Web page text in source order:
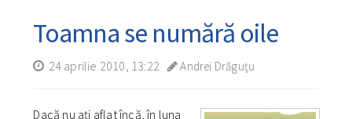
Toamna se numără oile
24 aprilie 2010, 13:22 Andrei Drăguţu
Dacă nu aţi aflat încă, în luna